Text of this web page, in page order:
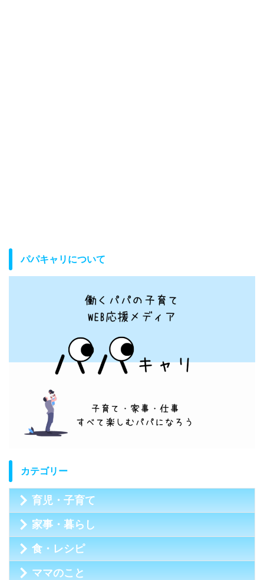
パパキャリについて
カテゴリー
育児・子育て
家事・暮らし
食・レシピ
ママのこと